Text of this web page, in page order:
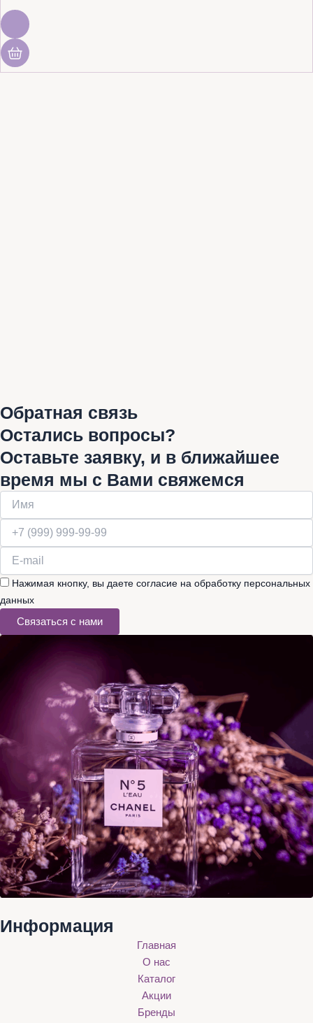
Обратная связь
Остались вопросы?
Оставьте заявку, и в ближайшее
время мы с Вами свяжемся
Нажимая кнопку, вы даете согласие на обработку персональных
данных
Связаться с нами
Информация
Главная
О нас
Каталог
Акции
Бренды